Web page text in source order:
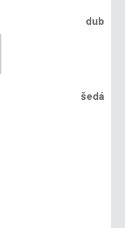
dub
šedá